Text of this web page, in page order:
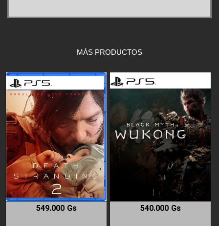
MÁS PRODUCTOS
549.000Gs 540.000Gs